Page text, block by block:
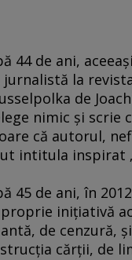
44 de ani,
jurnalistă la
de
nimic şi scrie
că autorul,
intitula inspirat
45 de ani, în
iniţiativă
de cenzură,
cărţii, de